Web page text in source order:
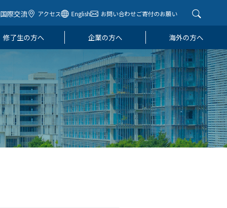
国際交流 アクセス English お問い合わせご寄付のお願い
修了生の方へ 企業の方へ 海外の方へ